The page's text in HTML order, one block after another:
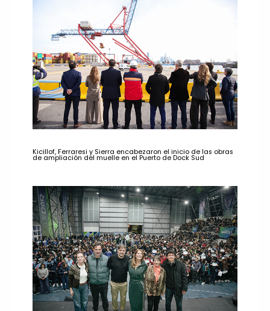
Kicillof, Ferraresi y Sierra encabezaron el inicio de las obras
de ampliación del muelle en el Puerto de Dock Sud